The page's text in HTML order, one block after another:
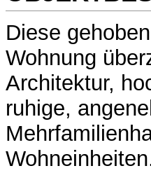
Diese
Wohnung
Architektur,
ruhige,